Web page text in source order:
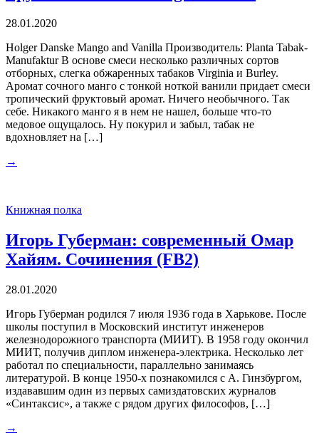
28.01.2020
Holger Danske Mango and Vanilla Производитель: Planta Tabak-
Manufaktur В основе смеси несколько различных сортов
отборных, слегка обжаренных табаков Virginia и Burley.
Аромат сочного манго с тонкой ноткой ванили придает смеси
тропический фруктовый аромат. Ничего необычного. Так
себе. Никакого манго я в нем не нашел, больше что-то
медовое ощущалось. Ну покурил и забыл, табак не
вдохновляет на […]
→
Книжная полка
Игорь Губерман: современный Омар
Хайям. Сочинения (FB2)
28.01.2020
Игорь Губерман родился 7 июля 1936 года в Харькове. После
школы поступил в Московский институт инженеров
железнодорожного транспорта (МИИТ). В 1958 году окончил
МИИТ, получив диплом инженера-электрика. Несколько лет
работал по специальности, параллельно занимаясь
литературой. В конце 1950-х познакомился с А. Гинзбургом,
издававшим один из первых самиздатовских журналов
«Синтаксис», а также с рядом других философов, […]
→